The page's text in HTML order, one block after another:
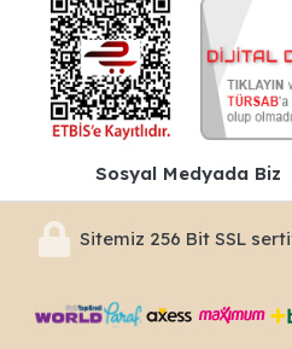
Sosyal Medyada Biz
Sitemiz 256 Bit SSL